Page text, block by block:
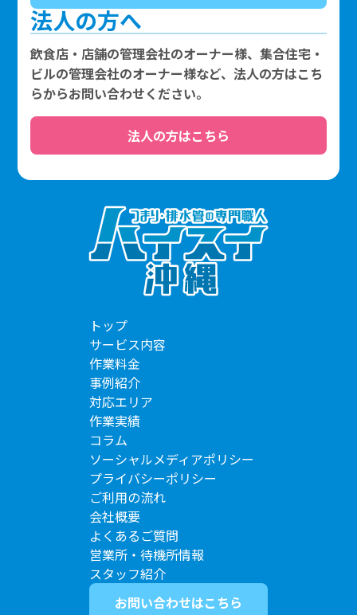
法人の方へ
飲食店・店舗の管理会社のオーナー様、集合住宅・
ビルの管理会社のオーナー様など、法人の方はこち
らからお問い合わせください。
法人の方はこちら
トップ
サービス内容
作業料金
事例紹介
対応エリア
作業実績
コラム
ソーシャルメディアポリシー
プライバシーポリシー
ご利用の流れ
会社概要
よくあるご質問
営業所・待機所情報
スタッフ紹介
お問い合わせはこちら